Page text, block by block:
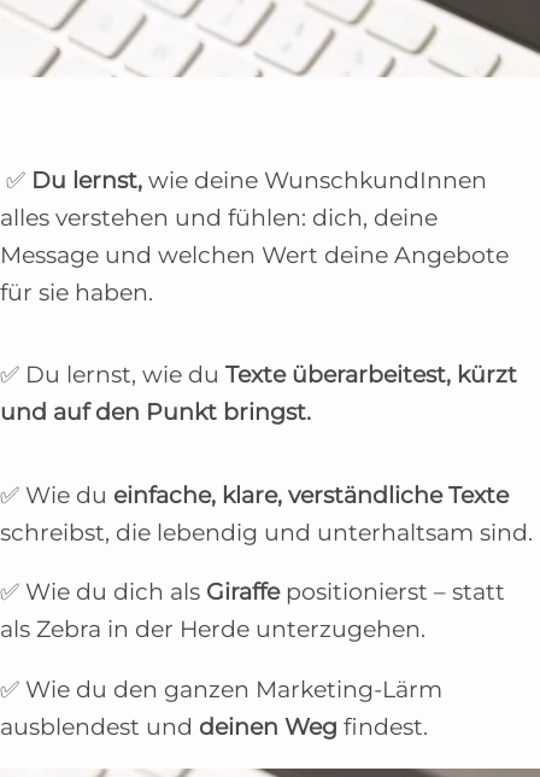
✅ Du lernst, wie deine WunschkundInnen
alles verstehen und fühlen: dich, deine
Message und welchen Wert deine Angebote
für sie haben.
✅ Du lernst, wie du Texte überarbeitest, kürzt
und auf den Punkt bringst.
✅ Wie du einfache, klare, verständliche Texte
schreibst, die lebendig und unterhaltsam sind.
✅ Wie du dich als Giraffepositionierst – statt
als Zebra in der Herde unterzugehen.
✅ Wie du den ganzen Marketing-Lärm
ausblendest und deinen Weg findest.